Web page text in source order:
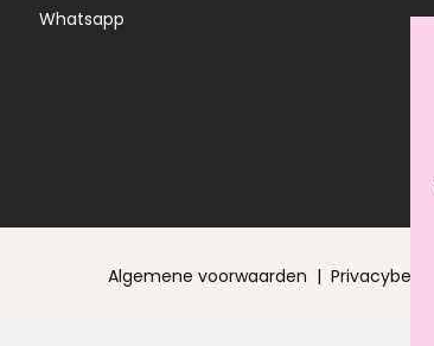
Whatsapp
Algemene voorwaarden | Privacybeleid